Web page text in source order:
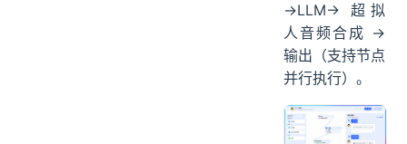
→LLM→ 超拟
人音频合成 →
输出（支持节点
并行执行）。